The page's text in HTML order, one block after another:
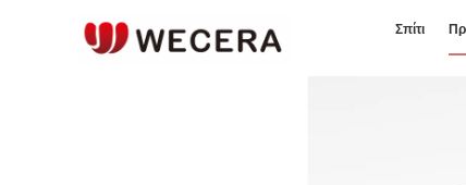
Σπίτι